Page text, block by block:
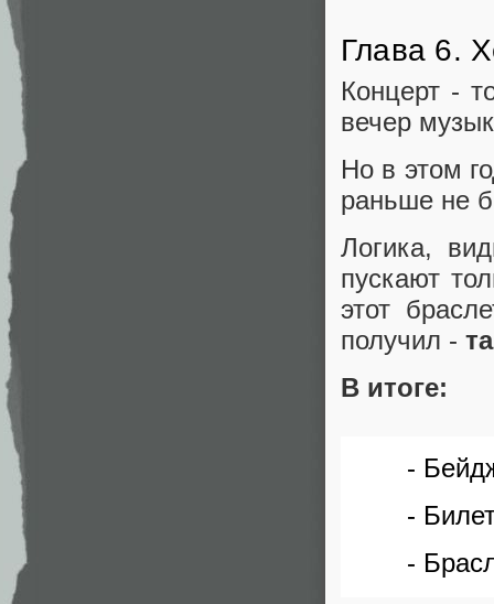
Глава 6.
Концерт -
вечер
Но в этом
раньше не
Логика,
пускают
этот
получил -
В итоге:
-
-
-